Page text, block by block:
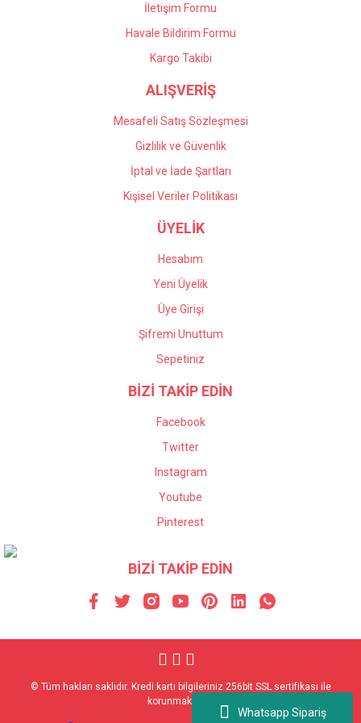
Whatsapp Sipariş
Gönder
İletişim Formu
Havale Bildirim Formu
Kargo Takibi
ALIŞVERİŞ
Mesafeli Satış Sözleşmesi
Gizlilik ve Güvenlik
İptal ve İade Şartları
Kişisel Veriler Politikası
ÜYELİK
Hesabım
Yeni Üyelik
Üye Girişi
Şifremi Unuttum
Sepetiniz
BİZİ TAKİP EDİN
Facebook
Twitter
Instagram
Youtube
Pinterest
BİZİ TAKİP EDİN
© Tüm hakları saklıdır. Kredi kartı bilgileriniz 256bit SSL sertifikası ile
korunmaktadır.